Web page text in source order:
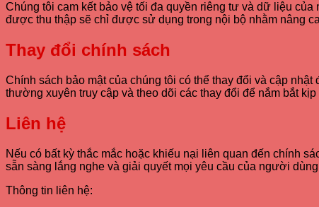
Chúng tôi cam kết bảo vệ tối đa quyền riêng tư và dữ liệu của
được thu thập sẽ chỉ được sử dụng trong nội bộ nhằm nâng
Thay đổi chính sách
Chính sách bảo mật của chúng tôi có thể thay đổi và cập
thường xuyên truy cập và theo dõi các thay đổi để nắm bắt kịp
Liên hệ
Nếu có bất kỳ thắc mắc hoặc khiếu nại liên quan đến chính
sẵn sàng lắng nghe và giải quyết mọi yêu cầu của người
Thông tin liên hệ: